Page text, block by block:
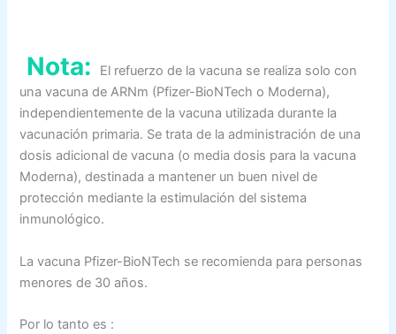
Nota:
El refuerzo de la vacuna se realiza solo con
una vacuna de ARNm (Pfizer-BioNTech o Moderna),
independientemente de la vacuna utilizada durante la
vacunación primaria. Se trata de la administración de una
dosis adicional de vacuna (o media dosis para la vacuna
Moderna), destinada a mantener un buen nivel de
protección mediante la estimulación del sistema
inmunológico.
La vacuna Pfizer-BioNTech se recomienda para personas
menores de 30 años.
Por lo tanto es :